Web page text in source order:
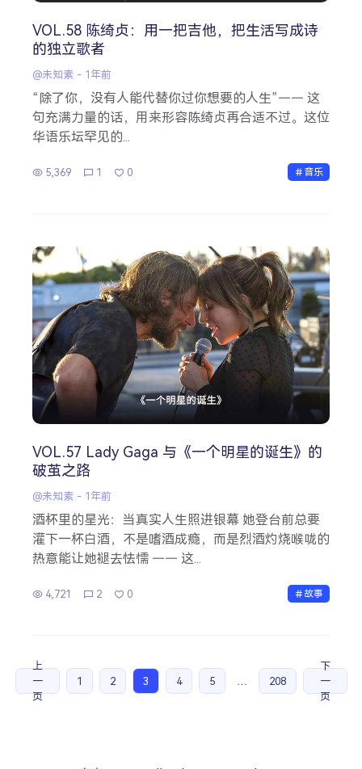
VOL.58 陈绮贞：用一把吉他，把生活写成诗
的独立歌者
@未知素 - 1年前
“除了你，没有人能代替你过你想要的人生”—— 这
句充满力量的话，用来形容陈绮贞再合适不过。这位
华语乐坛罕见的...
5,369 1 0 音乐
VOL.57 Lady Gaga 与《一个明星的诞生》的
破茧之路
@未知素 - 1年前
酒杯里的星光：当真实人生照进银幕 她登台前总要
灌下一杯白酒，不是嗜酒成瘾，而是烈酒灼烧喉咙的
热意能让她褪去怯懦 —— 这...
4,721 2 0 故事
上
一
页
1 2 3 4 5 … 208
下
一
页